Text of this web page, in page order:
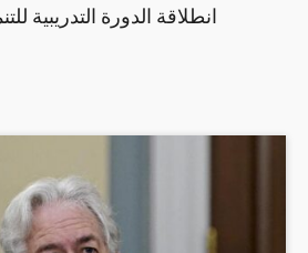
انطلاقة الدورة التدريبية